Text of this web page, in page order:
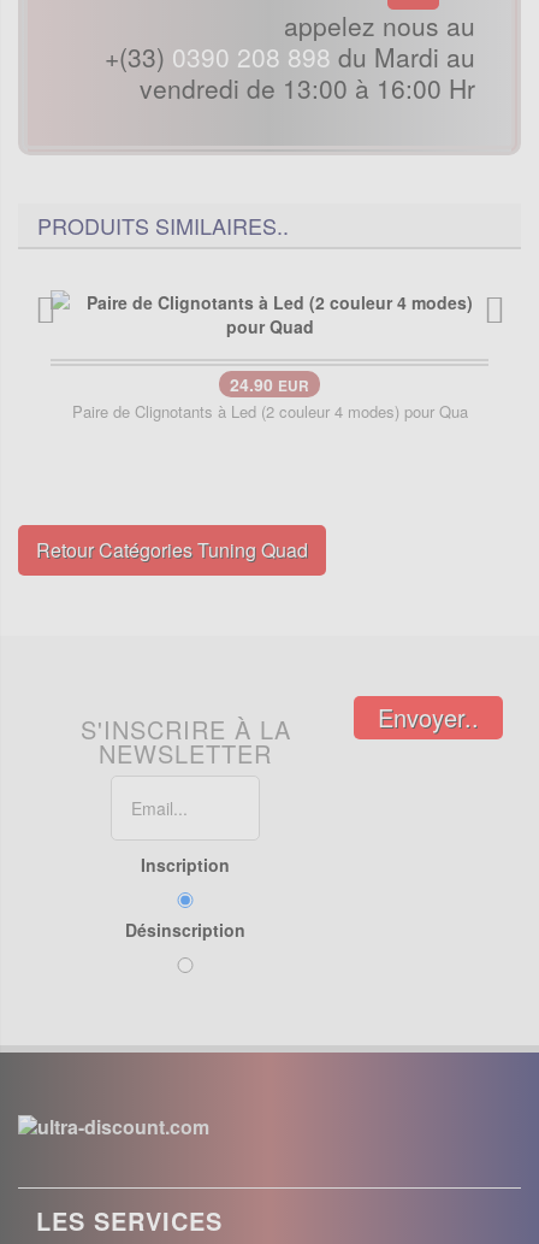
appelez nous au
+(33) 0390 208 898 du Mardi au
vendredi de 13:00 à 16:00 Hr
PRODUITS SIMILAIRES..
24.90 EUR
Paire de Clignotants à Led (2 couleur 4 modes) pour Qua
Retour Catégories Tuning Quad
S'INSCRIRE À LA
NEWSLETTER
Inscription
Désinscription
Envoyer..
LES SERVICES